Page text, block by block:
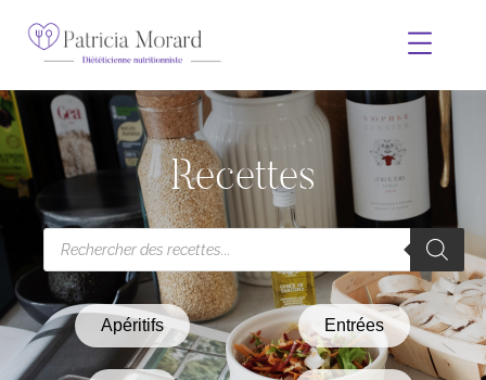
Recettes
Apéritifs Entrées